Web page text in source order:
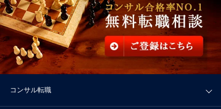
コンサル転職